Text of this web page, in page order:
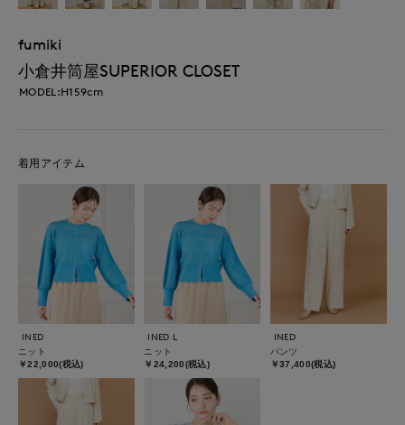
fumiki
小倉井筒屋SUPERIOR CLOSET
MODEL:H159cm
着用アイテム
INED
ニット
￥22,000(税込)
INED L
ニット
￥24,200(税込)
INED
パンツ
￥37,400(税込)